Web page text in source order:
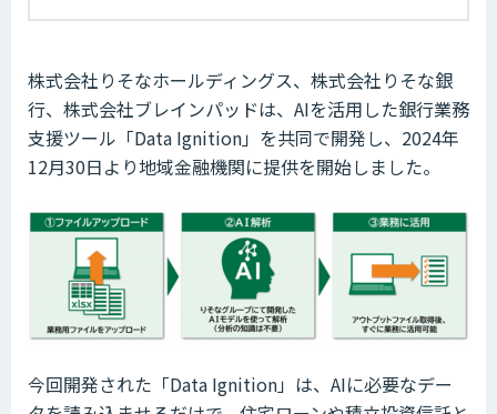
株式会社りそなホールディングス、株式会社りそな銀
行、株式会社ブレインパッドは、AIを活用した銀行業務
支援ツール「Data Ignition」を共同で開発し、2024年
12月30日より地域金融機関に提供を開始しました。
今回開発された「Data Ignition」は、AIに必要なデー